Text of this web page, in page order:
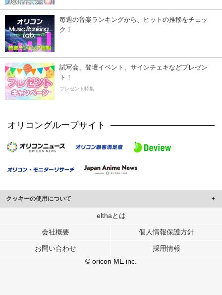
毎週の音楽ランキングから、ヒットの推移をチェッ
ク！
試写会、登壇イベント、サインチェキなどプレゼン
ト！
プレゼント特集
オリコングループサイト
クッキーの使用について
このサイトでは Cookie を使用して、ユーザーに合わせたコンテンツや広告の
行っています。
メディアや広告配信、データ解析の各パートナーに提供しています。
各パートナーは、この情報とユーザーが各パートナーに提供した他の情報や、
ユーザーが各パートナーのサービスを使用したときに収集した他の情報を組み
elthaとは
会社概要 個人情報保護方針
お問い合わせ
採用情報
© oricon ME inc.